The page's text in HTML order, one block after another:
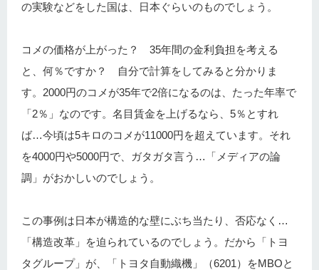
の実験などをした国は、日本ぐらいのものでしょう。
コメの価格が上がった？ 35年間の金利負担を考える
と、何％ですか？ 自分で計算をしてみると分かりま
す。2000円のコメが35年で2倍になるのは、たった年率で
「2％」なのです。名目賃金を上げるなら、5％とすれ
ば…今頃は5キロのコメが11000円を超えています。それ
を4000円や5000円で、ガタガタ言う…「メディアの論
調」がおかしいのでしょう。
この事例は日本が構造的な壁にぶち当たり、否応なく…
「構造改革」を迫られているのでしょう。だから「トヨ
タグループ」が、「トヨタ自動織機」（6201）をMBOと